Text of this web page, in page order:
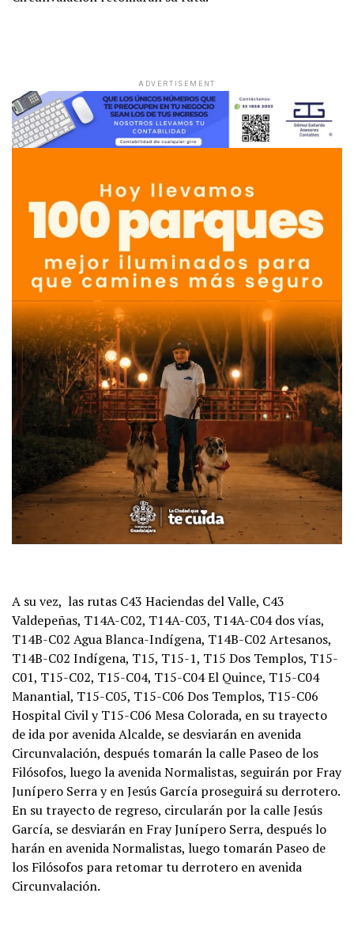
ADVERTISEMENT
A su vez, las rutas C43 Haciendas del Valle, C43
Valdepeñas, T14A-C02, T14A-C03, T14A-C04 dos vías,
T14B-C02 Agua Blanca-Indígena, T14B-C02 Artesanos,
T14B-C02 Indígena, T15, T15-1, T15 Dos Templos, T15-
C01, T15-C02, T15-C04, T15-C04 El Quince, T15-C04
Manantial, T15-C05, T15-C06 Dos Templos, T15-C06
Hospital Civil y T15-C06 Mesa Colorada, en su trayecto
de ida por avenida Alcalde, se desviarán en avenida
Circunvalación, después tomarán la calle Paseo de los
Filósofos, luego la avenida Normalistas, seguirán por Fray
Junípero Serra y en Jesús García proseguirá su derrotero.
En su trayecto de regreso, circularán por la calle Jesús
García, se desviarán en Fray Junípero Serra, después lo
harán en avenida Normalistas, luego tomarán Paseo de
los Filósofos para retomar tu derrotero en avenida
Circunvalación.